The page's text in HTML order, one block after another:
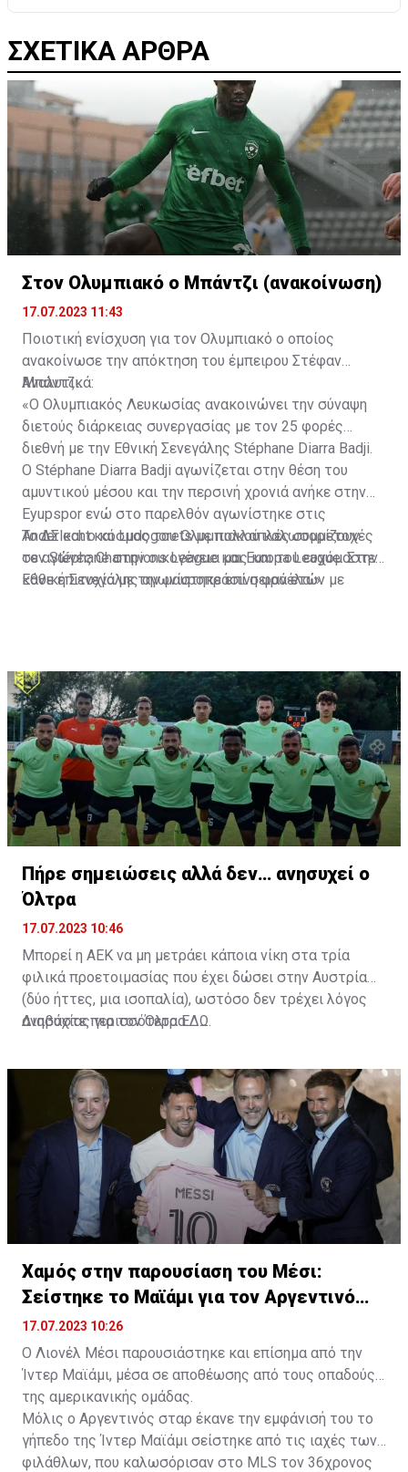
ΣΧΕΤΙΚΑ ΑΡΘΡΑ
Στον Ολυμπιακό ο Μπάντζι (ανακοίνωση)
17.07.2023 11:43
Ποιοτική ενίσχυση για τον Ολυμπιακό ο οποίος
ανακοίνωσε την απόκτηση του έμπειρου Στέφαν
Μπάντζι.
Αναλυτικά:
«Ο Ολυμπιακός Λευκωσίας ανακοινώνει την σύναψη
διετούς διάρκειας συνεργασίας με τον 25 φορές
διεθνή με την Εθνική Σενεγάλης Stéphane Diarra Badji.
Ο Stéphane Diarra Badji αγωνίζεται στην θέση του
αμυντικού μέσου και την περσινή χρονιά ανήκε στην
Eyupspor ενώ στο παρελθόν αγωνίστηκε στις
Anderlecht και Ludogorets με πολλαπλές συμμετοχές
σε αγώνες Champions League και Europa League. Στην
Εθνική Σενεγάλης αγωνίστηκε επί σειρά ετών με
άριστη τοποθέτηση σε όλο τον χώρο του κέντρου.
Το ΔΣ και ο κόσμος του Ολυμπιακού καλωσορίζουν
τον Stéphane στην οικογένεια μας και του ευχόμαστε
κάθε επιτυχία με την μαυροπράσινη φανέλα.»
Πήρε σημειώσεις αλλά δεν… ανησυχεί ο
Όλτρα
17.07.2023 10:46
Μπορεί η ΑΕΚ να μη μετράει κάποια νίκη στα τρία
φιλικά προετοιμασίας που έχει δώσει στην Αυστρία
(δύο ήττες, μια ισοπαλία), ωστόσο δεν τρέχει λόγος
ανησυχίας για τον Όλτρα.
Διαβάστε περισσότεραΕΔΩ.
Χαμός στην παρουσίαση του Μέσι:
Σείστηκε το Μαϊάμι για τον Αργεντινό
σταρ
17.07.2023 10:26
Ο Λιονέλ Μέσι παρουσιάστηκε και επίσημα από την
Ίντερ Μαϊάμι, μέσα σε αποθέωσης από τους οπαδούς
της αμερικανικής ομάδας.
Μόλις ο Αργεντινός σταρ έκανε την εμφάνισή του το
γήπεδο της Ίντερ Μαϊάμι σείστηκε από τις ιαχές των
φιλάθλων, που καλωσόρισαν στο MLS τον 36χρονος